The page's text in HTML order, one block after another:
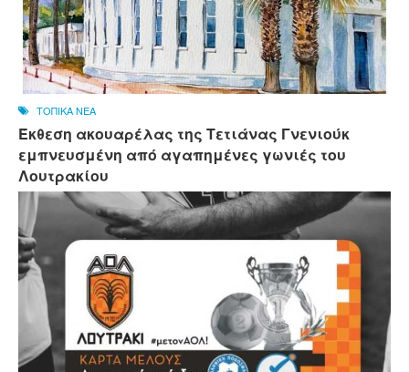
ΤΟΠΙΚΑ ΝΕΑ
Έκθεση ακουαρέλας της Τετιάνας Γνενιούκ
εμπνευσμένη από αγαπημένες γωνιές του
Λουτρακίου